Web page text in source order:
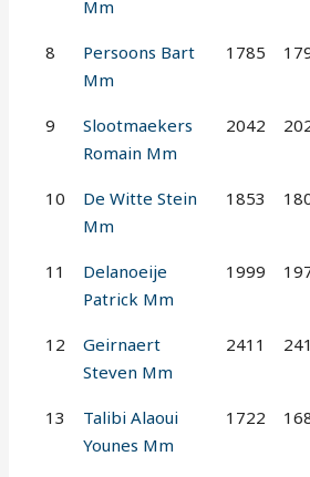
Mm
8
Persoons Bart
Mm
1785
9
Slootmaekers
Romain Mm
2042
10
De Witte Stein
Mm
1853
11
Delanoeije
Patrick Mm
1999
12
Geirnaert
Steven Mm
2411
13
Talibi Alaoui
Younes Mm
1722